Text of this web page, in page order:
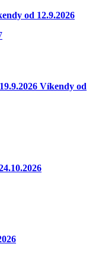
od 12.9.2026
Víkendy od